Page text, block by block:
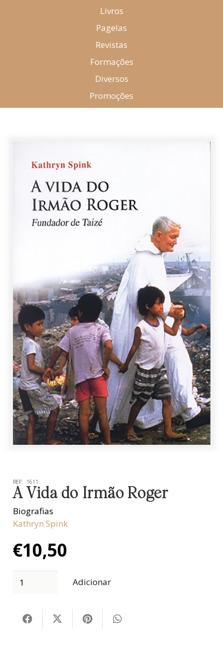
Livros
Pagelas
Revistas
Formações
Diversos
Promoções
REF: 1611
A Vida do Irmão Roger
Biografias
Kathryn Spink
€10,50
Adicionar